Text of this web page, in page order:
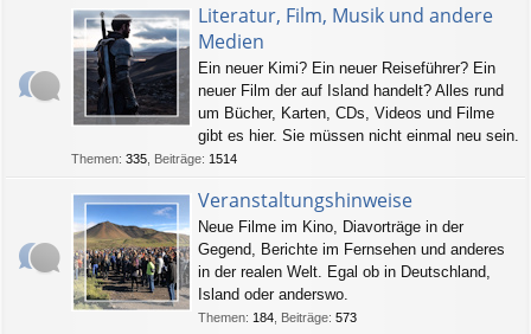
Literatur, Film, Musik und andere
Medien
Ein neuer Kimi? Ein neuer Reiseführer? Ein
neuer Film der auf Island handelt? Alles rund
um Bücher, Karten, CDs, Videos und Filme
gibt es hier. Sie müssen nicht einmal neu sein.
Themen: 335 Beiträge: 1514
Veranstaltungshinweise
Neue Filme im Kino, Diavorträge in der
Gegend, Berichte im Fernsehen und anderes
in der realen Welt. Egal ob in Deutschland,
Island oder anderswo.
Themen: 184 Beiträge: 573